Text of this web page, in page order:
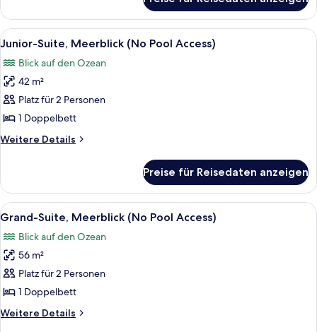
anzeigen
Suite,
Stadtblick
(No
Access)
Alle
Fotos
für
Junior-
Suite,
Meerblick
(No
Pool
anzeigen
Ein modernes Hotelzimmer mit
6
Junior-Suite, Meerblick (No Pool Access)
Blick auf den Ozean
42 m²
Platz für 2 Personen
1 Doppelbett
Weitere Details
Weitere
Suite,
Meerblick
(No
Access)
Preise für Reisedaten anzeigen
Alle
Fotos
für
Grand-
Suite,
Meerblick
(No
Pool
Ein modernes Hotelzimmer mit
7
Grand-Suite, Meerblick (No Pool Access)
Blick auf den Ozean
56 m²
Platz für 2 Personen
1 Doppelbett
Weitere Details
Weitere